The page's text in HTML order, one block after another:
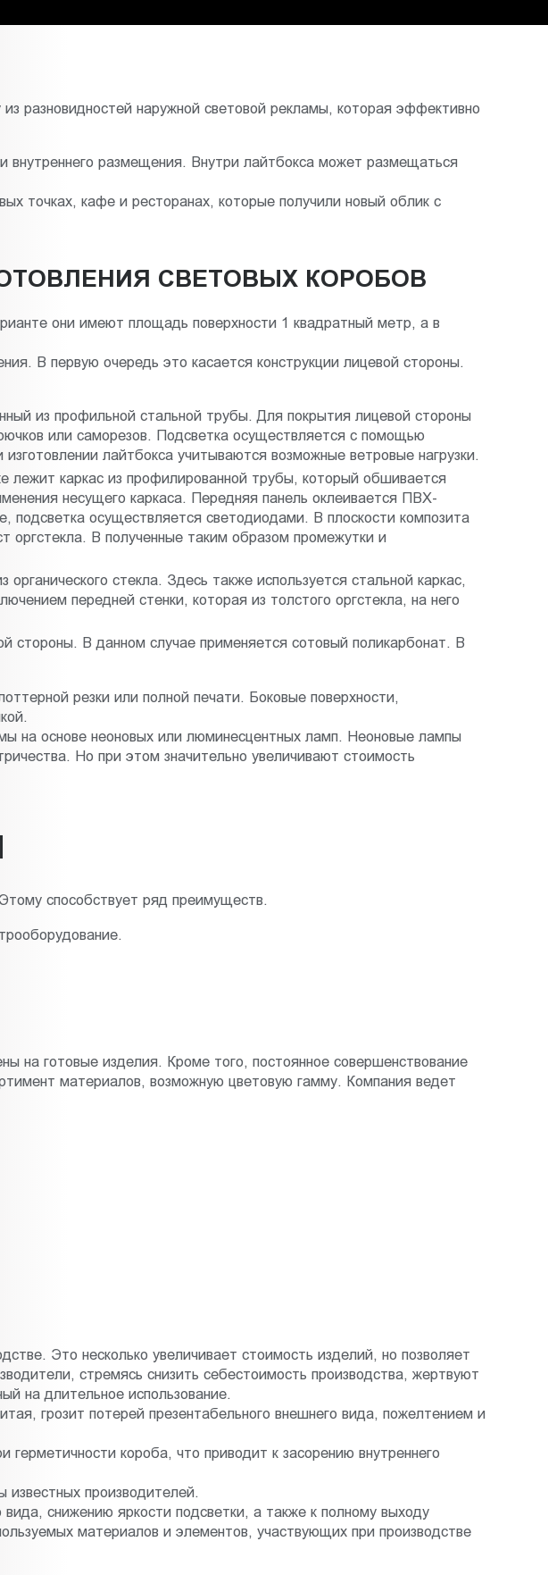
разновидностей наружной световой рекламы, которая эффективно
внутреннего размещения. Внутри лайтбокса может размещаться
точках, кафе и ресторанах, которые получили новый облик с
СВЕТОВЫХ КОРОБОВ
они имеют площадь поверхности 1 квадратный метр, а в
В первую очередь это касается конструкции лицевой стороны.
из профильной стальной трубы. Для покрытия лицевой стороны
или саморезов. Подсветка осуществляется с помощью
лайтбокса учитываются возможные ветровые нагрузки.
каркас из профилированной трубы, который обшивается
несущего каркаса. Передняя панель оклеивается ПВХ-
осуществляется светодиодами. В плоскости композита
оргстекла. В полученные таким образом промежутки и
стекла. Здесь также используется стальной каркас,
передней стенки, которая из толстого оргстекла, на него
В данном случае применяется сотовый поликарбонат. В
резки или полной печати. Боковые поверхности,
на основе неоновых или люминесцентных ламп. Неоновые лампы
Но при этом значительно увеличивают стоимость
способствует ряд преимуществ.
на готовые изделия. Кроме того, постоянное совершенствование
материалов, возможную цветовую гамму. Компания ведет
Это несколько увеличивает стоимость изделий, но позволяет
стремясь снизить себестоимость производства, жертвуют
на длительное использование.
грозит потерей презентабельного внешнего вида, пожелтением и
короба, что приводит к засорению внутреннего
производителей.
снижению яркости подсветки, а также к полному выходу
материалов и элементов, участвующих при производстве